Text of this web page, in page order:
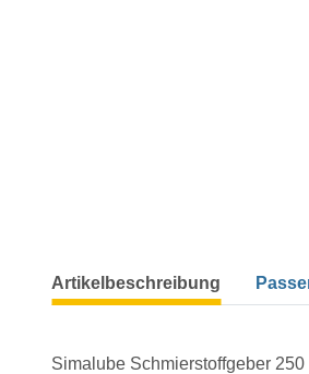
Artikelbeschreibung
Simalube Schmierstoffgeber